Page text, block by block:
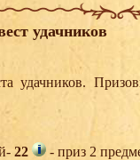
удачников
удачников.
22
- приз 2